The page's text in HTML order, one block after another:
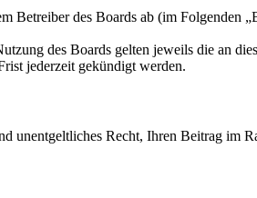
des Boards ab (im Folgenden
des Boards gelten jeweils die an
jederzeit gekündigt werden.
unentgeltliches Recht, Ihren Beitrag im